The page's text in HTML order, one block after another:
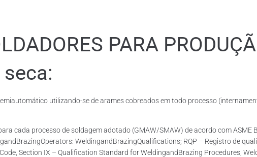
PARA
utilizando-se de arames cobreados em todo processo
cada processo de soldagem adotado (GMAW/SMAW) de acordo com ASME
WeldingandBrazingQualifications; RQP – Registro de
Section IX – Qualification Standard for WeldingandBrazing Procedures,